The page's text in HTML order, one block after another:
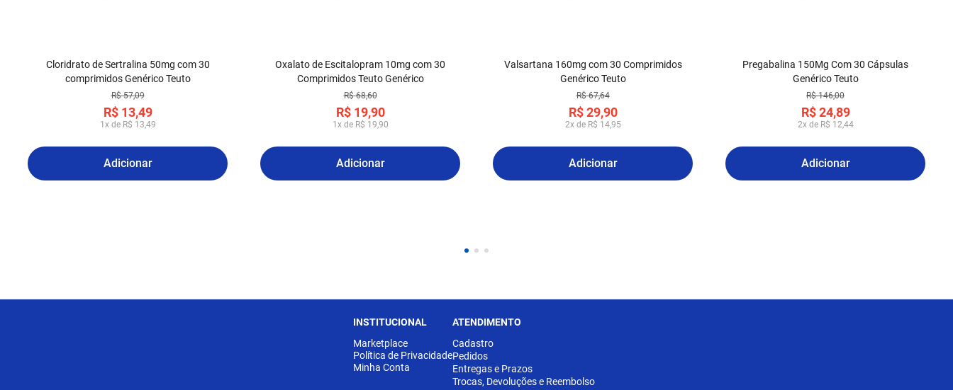
Cloridrato de Sertralina 50mg com 30
comprimidos Genérico Teuto
R$ 57,09
R$ 13,49
1 x de R$ 13,49
Adicionar
Oxalato de Escitalopram 10mg com 30
Comprimidos Teuto Genérico
R$ 68,60
R$ 19,90
1 x de R$ 19,90
Adicionar
Valsartana 160mg com 30 Comprimidos
Genérico Teuto
R$ 67,64
R$ 29,90
2x de R$ 14,95
Adicionar
Pregabalina 150Mg Com 30 Cápsulas
Genérico Teuto
R$ 146,00
R$ 24,89
2x de R$ 12,44
Adicionar
INSTITUCIONAL
Marketplace
Política de Privacidade
Minha Conta
ATENDIMENTO
Cadastro
Pedidos
Entregas e Prazos
Trocas, Devoluções e Reembolso